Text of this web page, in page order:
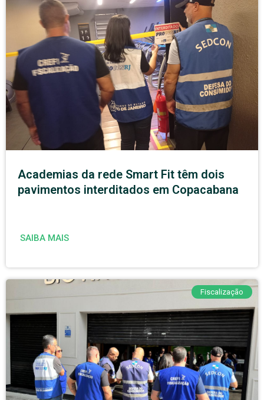
Academias da rede Smart Fit têm dois
pavimentos interditados em Copacabana
SAIBA MAIS
Fiscalização